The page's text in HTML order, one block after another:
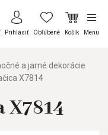
Prihlásiť Obľúbené Košík Menu
a jarné dekorácie
X7814
X7814